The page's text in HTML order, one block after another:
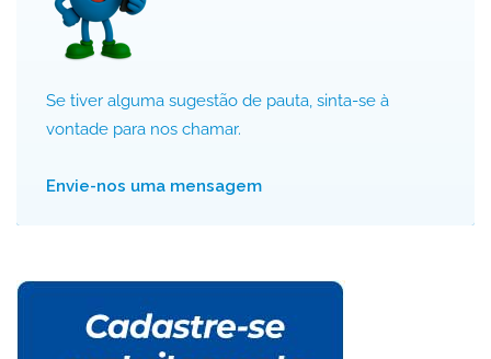
Se tiver alguma sugestão de pauta, sinta-se à
vontade para nos chamar.
Envie-nos uma mensagem